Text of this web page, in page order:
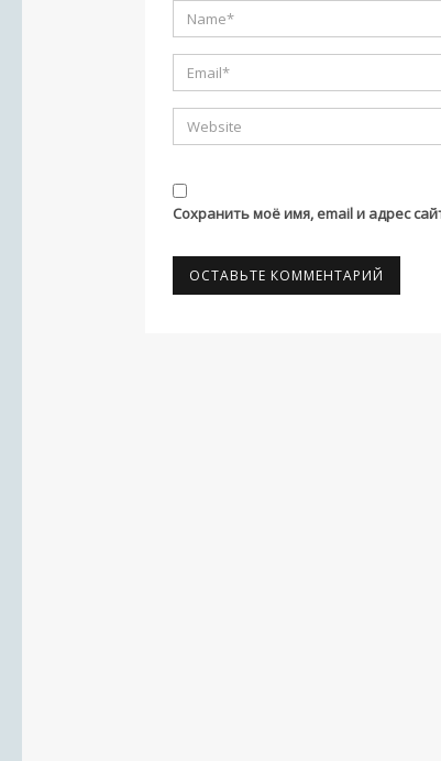
Сохранить моё имя, email и адрес